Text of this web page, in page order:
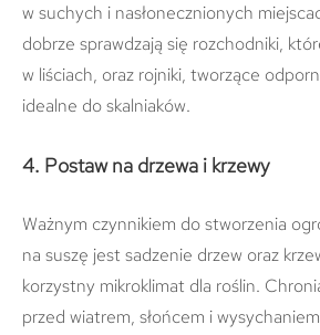
w suchych i nasłonecznionych
dobrze sprawdzają się rozchodniki,
w liściach, oraz rojniki, tworzące
idealne do skalniaków.
4. Postaw na drzewa i krzewy
Ważnym czynnikiem do stworzenia
na suszę jest sadzenie drzew oraz
korzystny mikroklimat dla roślin.
przed wiatrem, słońcem i